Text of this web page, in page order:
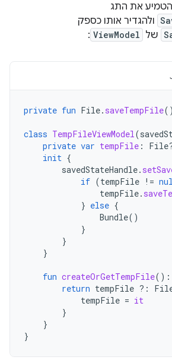
את התג
ולהגדיר אותו כספק
של ViewModel
:
private fun File. saveTempFile()
class TempFileViewModel(
private var tempFile :
init {
savedStateHandle.
if (tempFile !=
tempFile.
} else {
Bundle()
}
}
}
fun createOrGetTempFile():
return tempFile ?:
tempFile = it
}
}
}